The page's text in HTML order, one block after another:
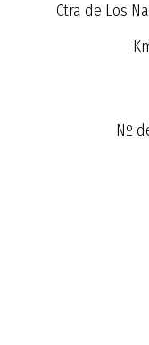
Ctra de Los
Nº